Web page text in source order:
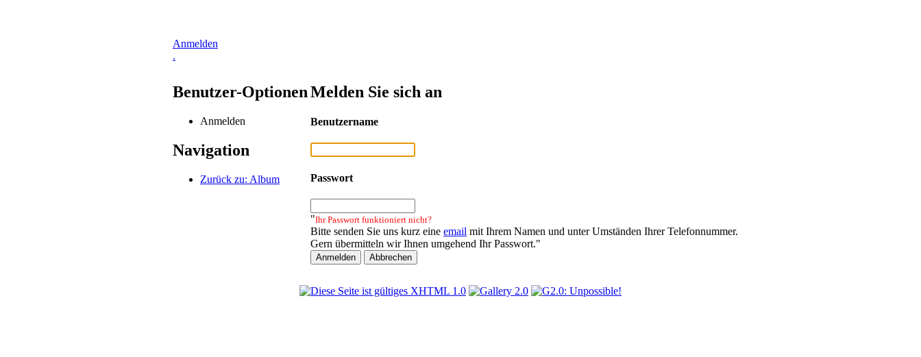
Anmelden
.
Benutzer-Optionen
Anmelden
Navigation
Zurück zu: Album
Melden Sie sich an
Benutzername
Passwort
"Ihr Passwort funktioniert nicht?
Bitte senden Sie uns kurz eine email mit Ihrem Namen und unter Umständen Ihrer Telefonnummer.
Gern übermitteln wir Ihnen umgehend Ihr Passwort."